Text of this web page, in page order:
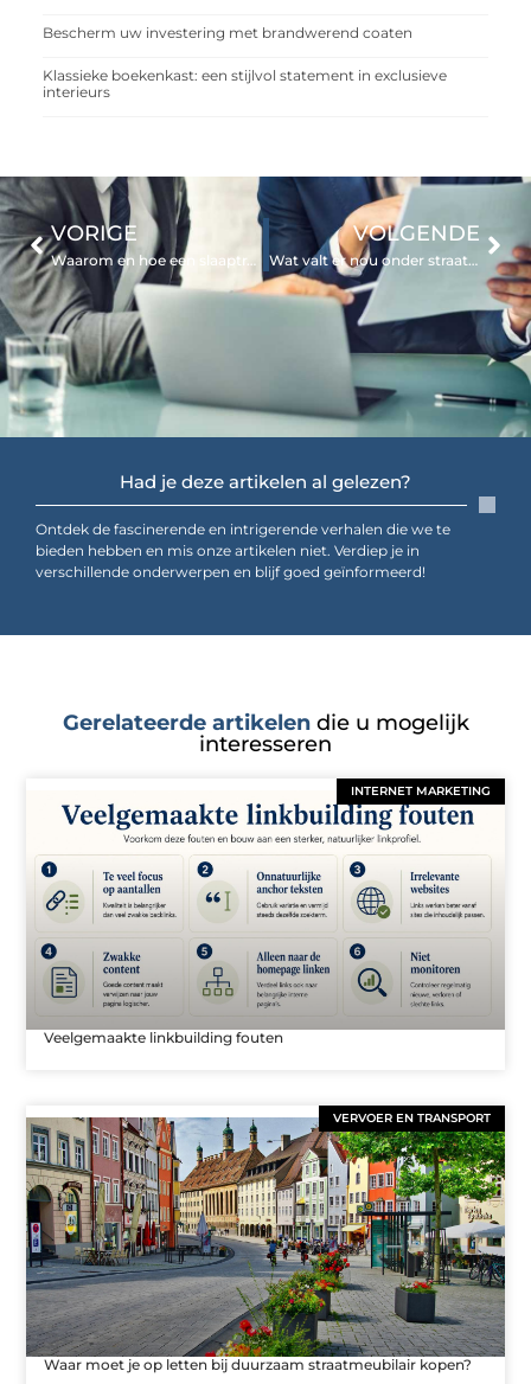
Bescherm uw investering met brandwerend coaten
Klassieke boekenkast: een stijlvol statement in exclusieve
interieurs
Had je deze artikelen al gelezen?
Ontdek de fascinerende en intrigerende verhalen die we te
bieden hebben en mis onze artikelen niet. Verdiep je in
verschillende onderwerpen en blijf goed geïnformeerd!
VORIGE
Waarom en hoe een slaaptrainer introduceren.
VOLGENDE
Wat valt er nou onder straatmeubilair?
Gerelateerde artikelendie u mogelijk
interesseren
INTERNET MARKETING
Veelgemaakte linkbuilding fouten
VERVOER EN TRANSPORT
Waar moet je op letten bij duurzaam straatmeubilair kopen?